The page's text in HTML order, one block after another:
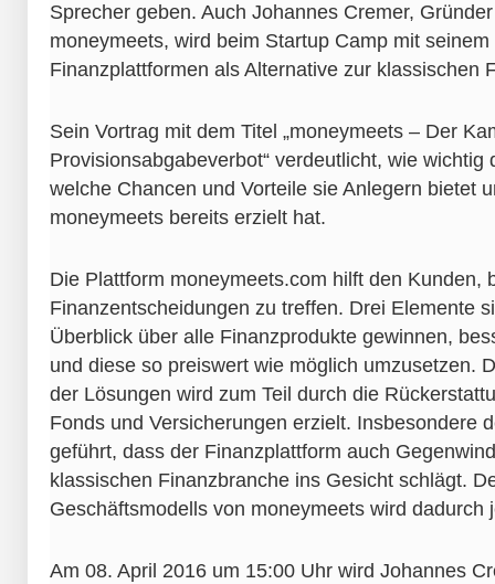
Sprecher geben. Auch Johannes Cremer,
moneymeets, wird beim Startup Camp mit seinem
Finanzplattformen als Alternative zur klassischen
Sein Vortrag mit dem Titel „moneymeets – Der
Provisionsabgabeverbot“ verdeutlicht, wie wichtig
welche Chancen und Vorteile sie Anlegern bietet
moneymeets bereits erzielt hat.
Die Plattform moneymeets.com hilft den Kunden,
Finanzentscheidungen zu treffen. Drei Elemente
Überblick über alle Finanzprodukte gewinnen,
und diese so preiswert wie möglich umzusetzen.
der Lösungen wird zum Teil durch die
Fonds und Versicherungen erzielt. Insbesondere
geführt, dass der Finanzplattform auch
klassischen Finanzbranche ins Gesicht schlägt.
Geschäftsmodells von moneymeets wird dadurch
Am 08. April 2016 um 15:00 Uhr wird Johannes